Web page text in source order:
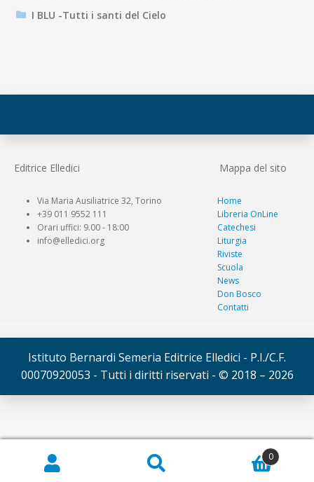
I BLU -Tutti i santi del Cielo
Editrice Elledici Mappa del sito
Via Maria Ausiliatrice 32, Torino
+39 011 9552 111
Orari uffici: 9.00 - 18:00
info@elledici.org
Home
Libreria OnLine
Catechesi
Liturgia
Riviste
Scuola
News
Don Bosco
Contatti
Istituto Bernardi Semeria Editrice Elledici - P.I./C.F.
00070920053 - Tutti i diritti riservati - © 2018 – 2026
0